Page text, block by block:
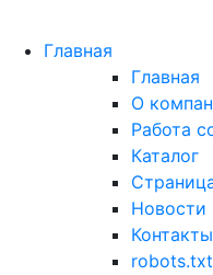
Главная
Главная
О
Работа
Каталог
Новости
Контакты
robots.txt